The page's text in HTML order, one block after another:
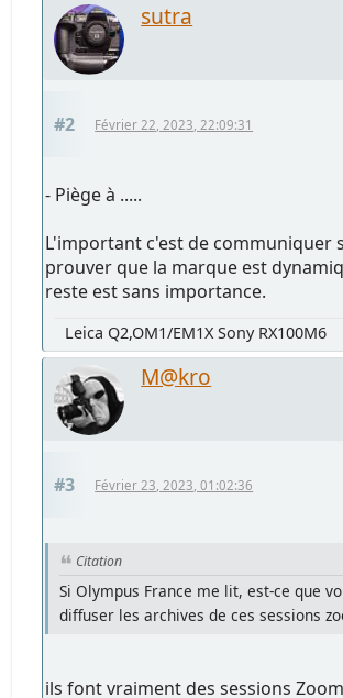
sutra
#2 Février 22, 2023, 22:09:31
- Piège à .....
L'important c'est de communiquer
prouver que la marque est
reste est sans importance.
Leica Q2,OM1/EM1X Sony RX100M6
M@kro
#3 Février 23, 2023, 01:02:36
Citation
Si Olympus France me lit, est-ce que
diffuser les archives de ces sessions
ils font vraiment des sessions